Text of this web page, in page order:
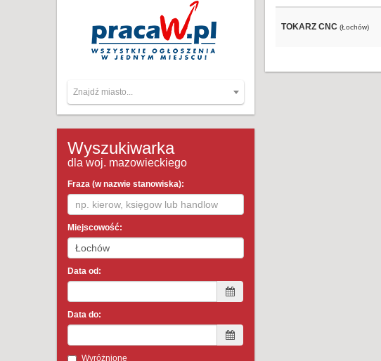
Znajdź miasto...
Wyszukiwarka
dla woj. mazowieckiego
Fraza (w nazwie stanowiska):
Miejscowość:
Data od:
Data do:
Wyróżnione
TOKARZ CNC (Łochów)